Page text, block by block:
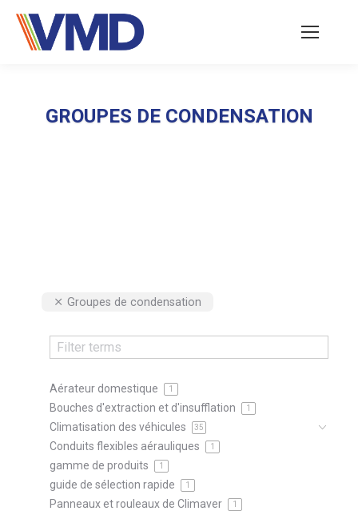
GROUPES DE CONDENSATION
Groupes de condensation
Aérateur domestique 1
Bouches d'extraction et d'insufflation 1
Climatisation des véhicules 35
Conduits flexibles aérauliques 1
gamme de produits 1
guide de sélection rapide 1
Panneaux et rouleaux de Climaver 1